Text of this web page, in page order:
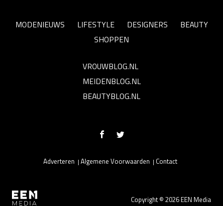
MODENIEUWS LIFESTYLE DESIGNERS
BEAUTY
SHOPPEN
VROUWBLOG.NL
MEIDENBLOG.NL
BEAUTYBLOG.NL
Copyright © 2026 EEN Media
Adverteren Algemene Voorwaarden Contact